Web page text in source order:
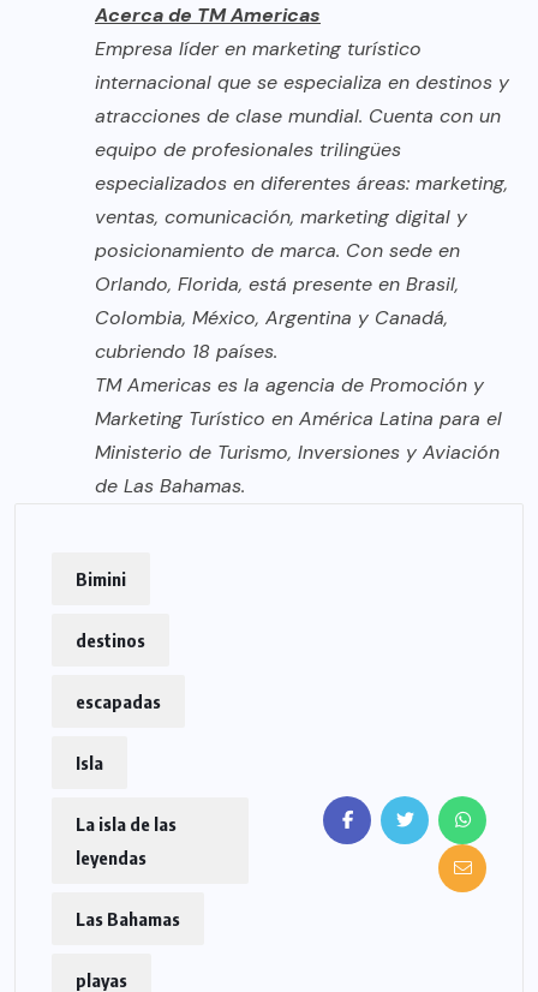
Acerca de TM Americas
Empresa líder en marketing turístico
internacional que se especializa en destinos y
atracciones de clase mundial. Cuenta con un
equipo de profesionales trilingües
especializados en diferentes áreas: marketing,
ventas, comunicación, marketing digital y
posicionamiento de marca. Con sede en
Orlando, Florida, está presente en Brasil,
Colombia, México, Argentina y Canadá,
cubriendo 18 países.
TM Americas es la agencia de Promoción y
Marketing Turístico en América Latina para el
Ministerio de Turismo, Inversiones y Aviación
de Las Bahamas.
Bimini
destinos
escapadas
Isla
La isla de las
leyendas
Las Bahamas
playas